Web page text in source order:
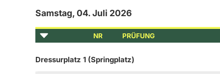
Samstag, 04. Juli 2026
NR PRÜFUNG
Dressurplatz 1 (Springplatz)